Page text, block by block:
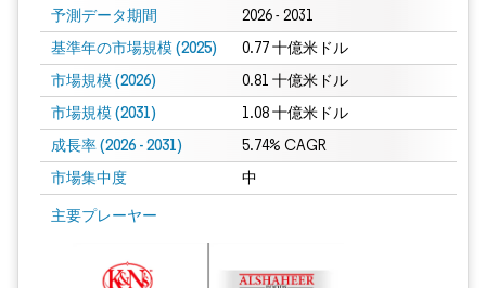
予測データ期間 2026 - 2031
基準年の市場規模 (2025) 0.77 十億米ドル
市場規模 (2026) 0.81 十億米ドル
市場規模 (2031) 1.08 十億米ドル
成長率 (2026 - 2031) 5.74% CAGR
市場集中度 中
主要プレーヤー
画像 © Mordor Intelligence。再利用にはCC BY 4.0の表示が必要です。